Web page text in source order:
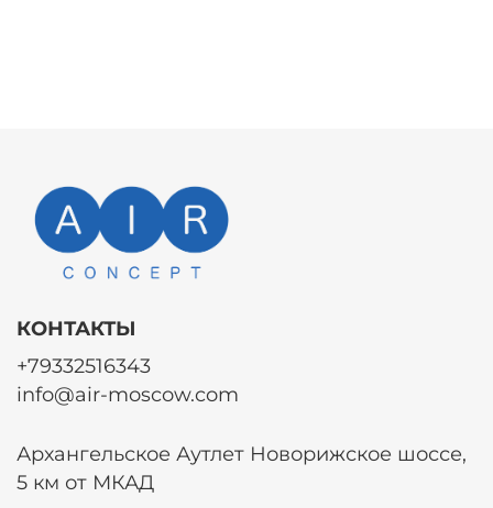
КОНТАКТЫ
+79332516343
info@air-moscow.com
Архангельское Аутлет Новорижское шоссе,
5 км от МКАД